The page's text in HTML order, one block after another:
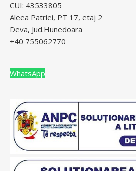
CUI: 43533805
Aleea Patriei, PT 17, etaj 2
Deva, Jud.Hunedoara
+40 755062770
WhatsApp